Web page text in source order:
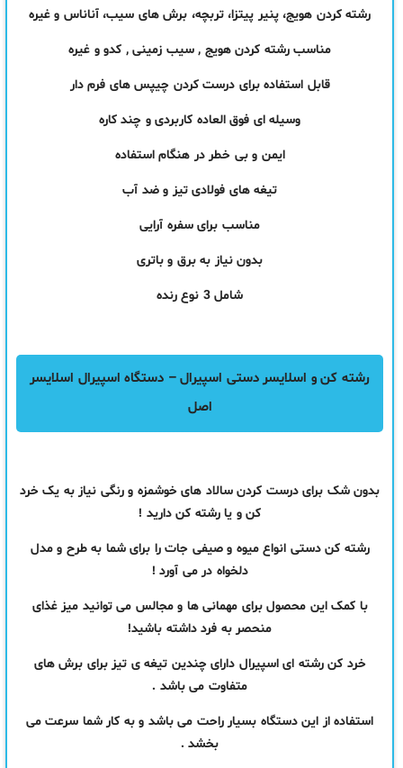
رشته کردن هویج، پنیر پیتزا، تربچه، برش های سیب، آناناس و غیره
مناسب رشته کردن هویج , سیب زمینی , کدو و غیره
قابل استفاده برای درست کردن چیپس های فرم دار
وسیله ای فوق العاده کاربردی و چند کاره
ایمن و بی خطر در هنگام استفاده
تیغه های فولادی تیز و ضد آب
مناسب برای سفره آرایی
بدون نیاز به برق وباتری
شامل 3 نوع رنده
رشته کن و اسلایسر دستی اسپیرال – دستگاه اسپیرال اسلایسر
اصل
بدون شک برای درست کردن سالاد های خوشمزه و رنگی نیاز به یک خرد
کن و یا رشته کن دارید !
رشته کن دستی انواع میوه و صیفی جات را برای شما به طرح و مدل
دلخواه در می آورد !
با کمک این محصول برای مهمانی ها و مجالس می توانید میز غذای
منحصر به فرد داشته باشید!
خرد کن رشته ای اسپیرال دارای چندین تیغه ی تیز برای برش های
متفاوت می باشد .
استفاده از این دستگاه بسیار راحت می باشد و به کار شما سرعت می
بخشد .